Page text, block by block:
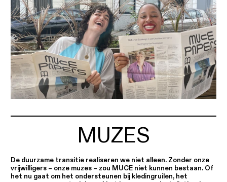
MUZES
De duurzame transitie realiseren we niet alleen. Zonder onze
vrijwilligers – onze muzes – zou MUCE niet kunnen bestaan. Of
het nu gaat om het ondersteunen bij kledingruilen, het